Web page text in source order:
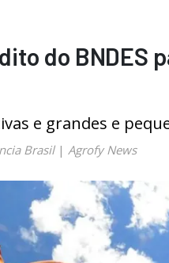
do BNDES
e grandes e
Brasil| Agrofy News